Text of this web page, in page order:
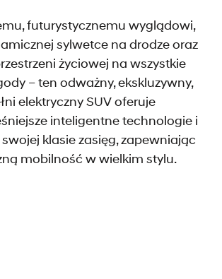
KONA Electric.
futurystycznemu wyglądowi,
sylwetce na drodze oraz
życiowej na wszystkie
– ten odważny, ekskluzywny,
elektryczny SUV oferuje
inteligentne technologie i
klasie zasięg, zapewniając
mobilność w wielkim stylu.